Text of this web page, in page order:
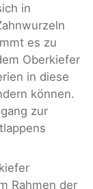
in
es zu
Oberkiefer
in diese
können.
zur
Rahmen der